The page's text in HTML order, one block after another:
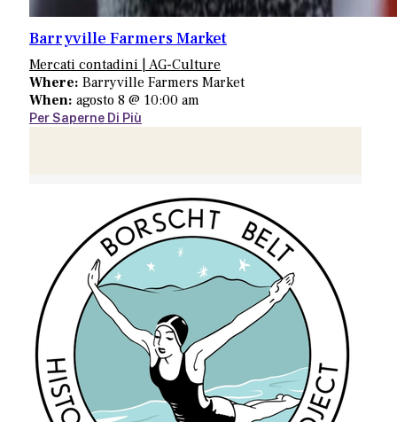
Barryville Farmers Market
Mercati contadini | AG-Culture
Where: Barryville Farmers Market
When: agosto 8 @ 10:00 am
Per Saperne Di Più